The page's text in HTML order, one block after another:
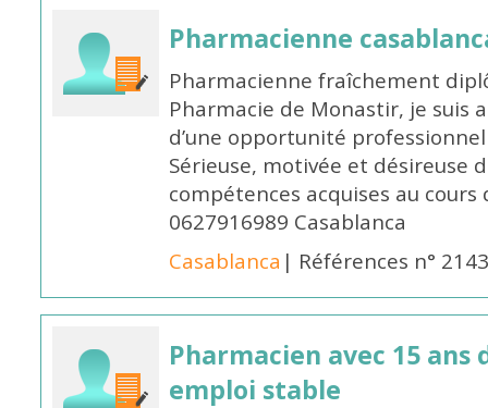
Pharmacienne
Pharmacienne fraîchement
Pharmacie de Monastir, je suis
d’une opportunité
Sérieuse, motivée et désireuse
compétences acquises au
0627916989 Casablanca
Casablanca | Références n°
Pharmacien avec 15
emploi stable